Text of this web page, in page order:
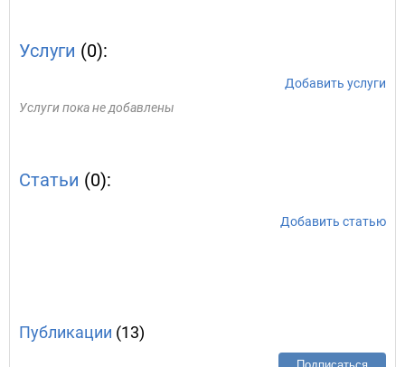
Услуги (0):
Добавить услуги
Услуги пока не добавлены
Статьи (0):
Добавить статью
Публикации (13)